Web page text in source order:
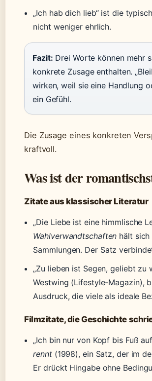
„Ich hab dich lieb“ ist die
nicht weniger ehrlich.
Fazit: Drei Worte können mehr
konkrete Zusage enthalten.
wirken, weil sie eine Handlung
ein Gefühl.
Die Zusage eines konkreten
kraftvoll.
Was ist der
Zitate aus klassischer Literatur
„Die Liebe ist eine himmlische
Wahlverwandtschaften hält
Sammlungen. Der Satz
„Zu lieben ist Segen, geliebt
Westwing (Lifestyle-Magazin),
Ausdruck, die viele als ideale
Filmzitate, die Geschichte
„Ich bin nur von Kopf bis Fuß
rennt(1998), ein Satz, der im
Er drückt Hingabe ohne